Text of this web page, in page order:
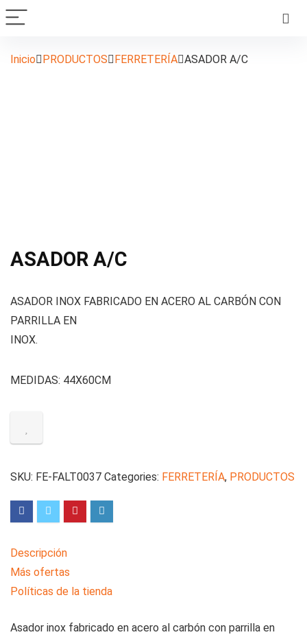
Inicio PRODUCTOS FERRETERÍA ASADOR A/C
ASADOR A/C
ASADOR INOX FABRICADO EN ACERO AL CARBÓN CON
PARRILLA EN
INOX.
MEDIDAS: 44X60CM
SKU: FE-FALT0037 Categories: FERRETERÍA, PRODUCTOS
Descripción
Más ofertas
Políticas de la tienda
Asador inox fabricado en acero al carbón con parrilla en